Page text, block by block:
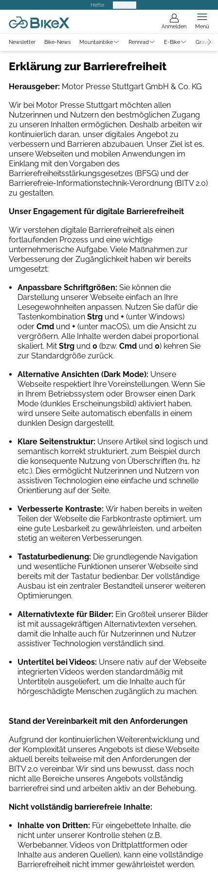
Hefte
Anmelden Menü
Newsletter Bike-News Mountainbike Rennrad E-Bike
Erklärung zur Barrierefreiheit
Herausgeber: Motor Presse Stuttgart GmbH & Co. KG
Wir bei Motor Presse Stuttgart möchten allen
Nutzerinnen und Nutzern den bestmöglichen Zugang
zu unseren Inhalten ermöglichen. Deshalb arbeiten wir
kontinuierlich daran, unser digitales Angebot zu
verbessern und Barrieren abzubauen. Unser Ziel ist es,
unsere Webseiten und mobilen Anwendungen im
Einklang mit den Vorgaben des
Barrierefreiheitsstärkungsgesetzes (BFSG) und der
Barrierefreie-Informationstechnik-Verordnung (BITV 2.0)
zu gestalten.
Unser Engagement für digitale Barrierefreiheit
Wir verstehen digitale Barrierefreiheit als einen
fortlaufenden Prozess und eine wichtige
unternehmerische Aufgabe. Viele Maßnahmen zur
Verbesserung der Zugänglichkeit haben wir bereits
umgesetzt:
Anpassbare Schriftgrößen: Sie können die
Darstellung unserer Webseite einfach an Ihre
Lesegewohnheiten anpassen. Nutzen Sie dafür die
Tastenkombination Strg und + (unter Windows)
oder Cmd und + (unter macOS), um die Ansicht zu
vergrößern. Alle Inhalte werden dabei proportional
skaliert. Mit Strg und 0 (bzw. Cmd und 0) kehren Sie
zur Standardgröße zurück.
Alternative Ansichten (Dark Mode): Unsere
Webseite respektiert Ihre Voreinstellungen. Wenn Sie
in Ihrem Betriebssystem oder Browser einen Dark
Mode (dunkles Erscheinungsbild) aktiviert haben,
wird unsere Seite automatisch ebenfalls in einem
dunklen Design dargestellt.
Klare Seitenstruktur: Unsere Artikel sind logisch und
semantisch korrekt strukturiert, zum Beispiel durch
die konsequente Nutzung von Überschriften (h1, h2
etc.). Dies ermöglicht Nutzerinnen und Nutzern von
assistiven Technologien eine einfache und schnelle
Orientierung auf der Seite.
Verbesserte Kontraste: Wir haben bereits in weiten
Teilen der Webseite die Farbkontraste optimiert, um
eine gute Lesbarkeit zu gewährleisten, und arbeiten
stetig an weiteren Verbesserungen.
Tastaturbedienung: Die grundlegende Navigation
und wesentliche Funktionen unserer Webseite sind
bereits mit der Tastatur bedienbar. Der vollständige
Ausbau ist ein zentraler Bestandteil unserer weiteren
Optimierungen.
Alternativtexte für Bilder: Ein Großteil unserer Bilder
ist mit aussagekräftigen Alternativtexten versehen,
damit die Inhalte auch für Nutzerinnen und Nutzer
assistiver Technologien verständlich sind.
Untertitel bei Videos: Unsere nativ auf der Webseite
integrierten Videos werden standardmäßig mit
Untertiteln ausgeliefert, um die Inhalte auch für
hörgeschädigte Menschen zugänglich zu machen.
Stand der Vereinbarkeit mit den Anforderungen
Aufgrund der kontinuierlichen Weiterentwicklung und
der Komplexität unseres Angebots ist diese Webseite
aktuell bereits teilweise mit den Anforderungen der
BITV 2.0 vereinbar. Wir sind uns bewusst, dass noch
nicht alle Bereiche unseres Angebots vollständig
barrierefrei sind und arbeiten aktiv an der Behebung.
Nicht vollständig barrierefreie Inhalte:
Inhalte von Dritten: Für eingebettete Inhalte, die
nicht unter unserer Kontrolle stehen (z.B.
Werbebanner, Videos von Drittplattformen oder
Inhalte aus anderen Quellen), kann eine vollständige
Barrierefreiheit nicht immer gewährleistet werden.